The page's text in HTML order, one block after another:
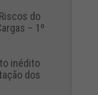
do
– 1º
inédito
dos